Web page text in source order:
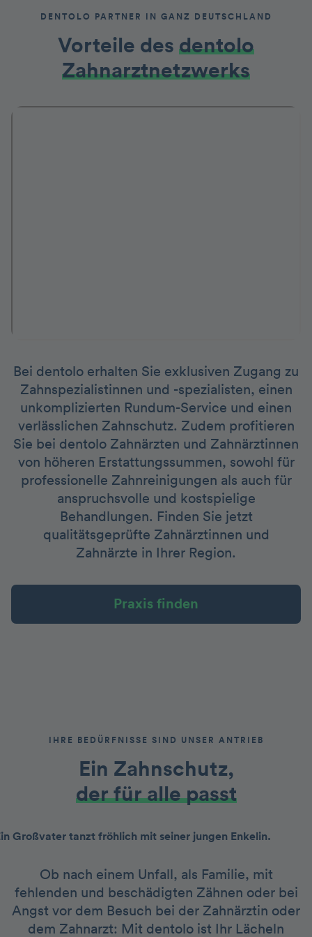
DENTOLO PARTNER IN GANZ DEUTSCHLAND
Vorteile des dentolo
Zahnarztnetzwerks
Bei dentolo erhalten Sie exklusiven Zugang zu
Zahnspezialistinnen und -spezialisten, einen
unkomplizierten Rundum-Service und einen
verlässlichen Zahnschutz. Zudem profitieren
Sie bei dentolo Zahnärzten und Zahnärztinnen
von höheren Erstattungssummen, sowohl für
professionelle Zahnreinigungen als auch für
anspruchsvolle und kostspielige
Behandlungen. Finden Sie jetzt
qualitätsgeprüfte Zahnärztinnen und
Zahnärzte in Ihrer Region.
Praxis finden
IHRE BEDÜRFNISSE SIND UNSER ANTRIEB
Ein Zahnschutz,
der für alle passt
Ob nach einem Unfall, als Familie, mit
fehlenden und beschädigten Zähnen oder bei
Angst vor dem Besuch bei der Zahnärztin oder
dem Zahnarzt: Mit dentolo ist Ihr Lächeln